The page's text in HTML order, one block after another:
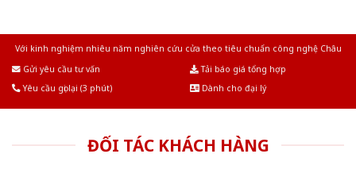
Với kinh nghiệm nhiêu năm nghiên cứu cửa theo tiêu chuẩn công nghệ Châu
Gửi yêu cầu tư vấn
Tải báo giá tổng hợp
Yêu cầu gọi lại (3 phút)
Dành cho đại lý
ĐỐI TÁC KHÁCH HÀNG